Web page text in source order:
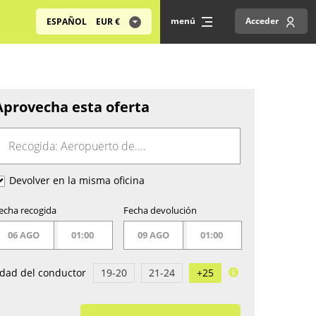
menú Acceder
ESPAÑOL EUR€
esta oferta
Devolver en la misma oficina
recogida
06 AGO
01:00
Fecha devolución
09 AGO
01:00
del conductor 19-20 21-24 +25